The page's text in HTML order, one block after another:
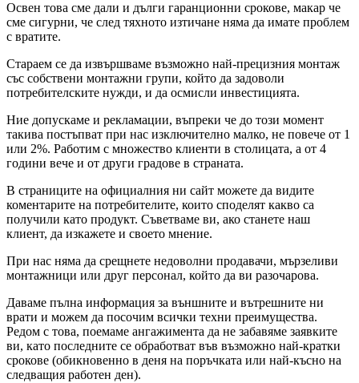
Освен това сме дали и дълги гаранционни срокове, макар че
сме сигурни, че след тяхното изтичане няма да имате проблем
с вратите.
Стараем се да извършваме възможно най-прецизния монтаж
със собствени монтажни групи, който да задоволи
потребителските нужди, и да осмисли инвестицията.
Ние допускаме и рекламации, въпреки че до този момент
такива постъпват при нас изключително малко, не повече от 1
или 2%. Работим с множество клиенти в столицата, а от 4
години вече и от други градове в страната.
В страниците на официалния ни сайт можете да видите
коментарите на потребителите, които споделят какво са
получили като продукт. Съветваме ви, ако станете наш
клиент, да изкажете и своето мнение.
При нас няма да срещнете недоволни продавачи, мързеливи
монтажници или друг персонал, който да ви разочарова.
Даваме пълна информация за външните и вътрешните ни
врати и можем да посочим всички техни преимущества.
Редом с това, поемаме ангажимента да не забавяме заявките
ви, като последните се обработват във възможно най-кратки
срокове (обикновенно в деня на поръчката или най-късно на
следващия работен ден).